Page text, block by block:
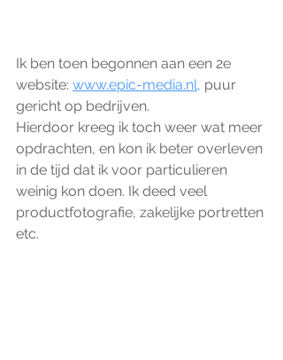
Ik ben toen begonnen aan een 2e
website: www.epic-media.nl, puur
gericht op bedrijven.
Hierdoor kreeg ik toch weer wat meer
opdrachten, en kon ik beter overleven
in de tijd dat ik voor particulieren
weinig kon doen. Ik deed veel
productfotografie, zakelijke portretten
etc.